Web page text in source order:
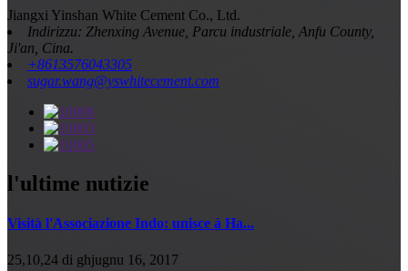
Jiangxi Yinshan White Cement Co., Ltd.
Indirizzu: Zhenxing Avenue, Parcu industriale, Anfu County,
Ji'an, Cina.
+8613576043305
sugar.wang@yswhitecement.com
l'ultime nutizie
Visità l'Associazione Indo: unisce à Ha...
25,10,24 di ghjugnu 16, 2017